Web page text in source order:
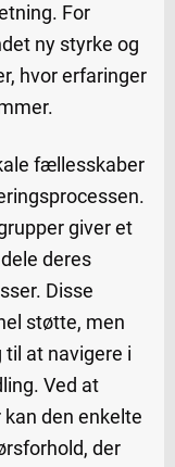
For
ny styrke og
hvor erfaringer
fællesskaber
giver et
deres
Disse
støtte, men
at navigere i
Ved at
den enkelte
der